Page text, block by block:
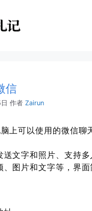
信
作者 Zairun
上可以使用的微信聊
送文字和照片、支持
、图片和文字等，界